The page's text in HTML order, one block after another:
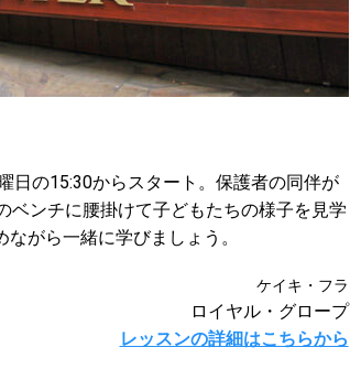
日の15:30からスタート。保護者の同伴が
ベンチに腰掛けて子どもたちの様子を見学
がら一緒に学びましょう。
ケイキ・フラ
ロイヤル・グロープ
レッスンの詳細はこちらから